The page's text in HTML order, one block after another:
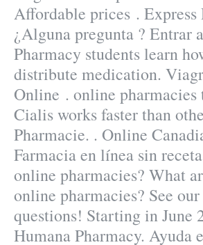
Affordable prices .
¿Alguna pregunta ? Entrar
Pharmacy students learn
distribute medication.
Online . online
Cialis works faster than
Pharmacie. . Online
Farmacia en línea sin
online pharmacies? What
online pharmacies? See
questions! Starting in
Humana Pharmacy. Ayuda